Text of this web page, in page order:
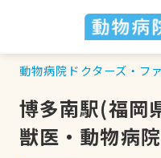
動物病院ドクターズ・フ
博多南駅(福岡
獣医・動物病